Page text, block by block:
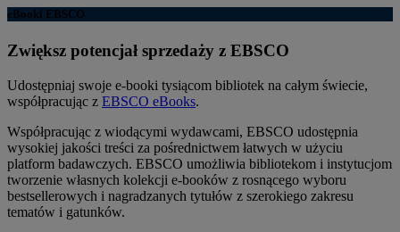
eBooki EBSCO
Zwiększ potencjał sprzedaży z EBSCO
Udostępniaj swoje e-booki tysiącom bibliotek na całym świecie,
współpracując z EBSCO eBooks.
Współpracując z wiodącymi wydawcami, EBSCO udostępnia
wysokiej jakości treści za pośrednictwem łatwych w użyciu
platform badawczych. EBSCO umożliwia bibliotekom i instytucjom
tworzenie własnych kolekcji e-booków z rosnącego wyboru
bestsellerowych i nagradzanych tytułów z szerokiego zakresu
tematów i gatunków.